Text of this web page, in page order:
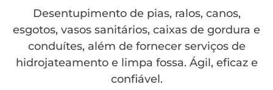
Desentupimento de pias, ralos, canos,
esgotos, vasos sanitários, caixas de gordura e
conduítes, além de fornecer serviços de
hidrojateamento e limpa fossa. Ágil, eficaz e
confiável.